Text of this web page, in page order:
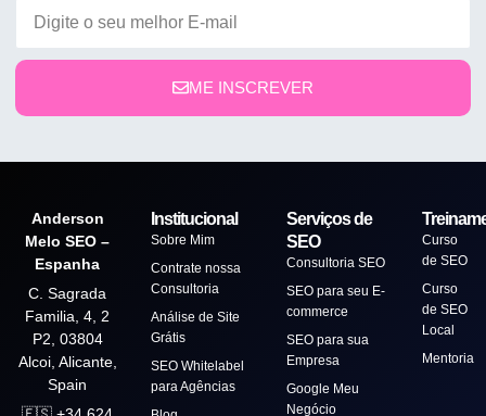
ME INSCREVER
Anderson
Melo SEO –
Espanha
C. Sagrada
Familia, 4, 2
P2, 03804
Alcoi, Alicante,
Spain
Institucional
Sobre Mim
Contrate nossa
Consultoria
Análise de Site
Grátis
SEO Whitelabel
para Agências
Serviços de
SEO
Consultoria SEO
SEO para seu E-
commerce
SEO para sua
Empresa
Google Meu
Negócio
Curso
de SEO
Curso
de SEO
Local
Mentoria